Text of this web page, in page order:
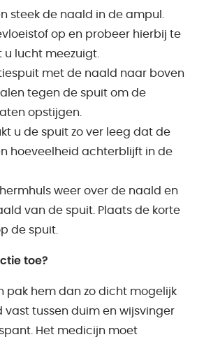
steek de naald in de ampul.
op en probeer hierbij te
lucht meezuigt.
met de naald naar boven
tegen de spuit om de
opstijgen.
u de spuit zo ver leeg dat de
hoeveelheid achterblijft in de
weer over de naald en
van de spuit. Plaats de korte
de spuit.
toe?
pak hem dan zo dicht mogelijk
tussen duim en wijsvinger
Het medicijn moet